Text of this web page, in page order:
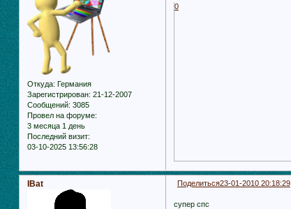
Откуда: Германия
Зарегистрирован: 21-12-2007
Сообщений: 3085
Провел на форуме:
3 месяца 1 день
Последний визит:
03-10-2025 13:56:28
0
Поделиться23-01-2010 20:18:29
IBat
супер спс